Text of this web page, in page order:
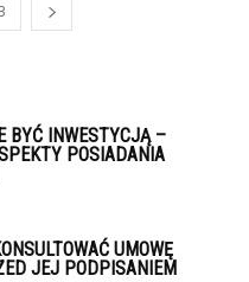
BYĆ INWESTYCJĄ –
POSIADANIA
UMOWĘ
JEJ PODPISANIEM